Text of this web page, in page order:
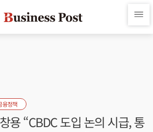
융정책
용 “CBDC 도입 논의 시급, 통